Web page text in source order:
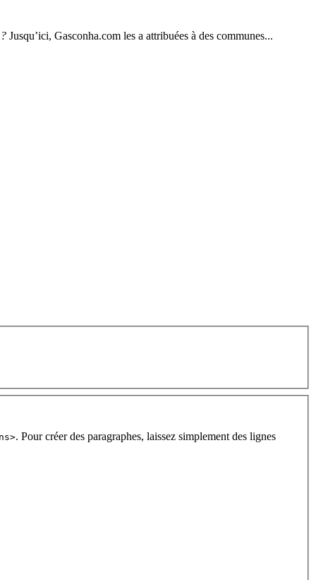
Jusqu’ici, Gasconha.com les a attribuées à des communes...
. Pour créer des paragraphes, laissez simplement des lignes